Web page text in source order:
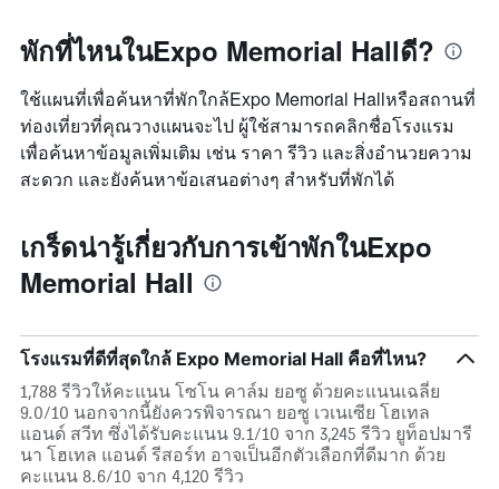
พักที่ไหนในExpo Memorial Hallดี?
ใช้แผนที่เพื่อค้นหาที่พักใกล้Expo Memorial Hallหรือสถานที่
ท่องเที่ยวที่คุณวางแผนจะไป ผู้ใช้สามารถคลิกชื่อโรงแรม
เพื่อค้นหาข้อมูลเพิ่มเติม เช่น ราคา รีวิว และสิ่งอำนวยความ
สะดวก และยังค้นหาข้อเสนอต่างๆ สำหรับที่พักได้
เกร็ดน่ารู้เกี่ยวกับการเข้าพักในExpo
Memorial Hall
โรงแรมที่ดีที่สุดใกล้ Expo Memorial Hall คือที่ไหน?
1,788 รีวิวให้คะแนน โซโน คาล์ม ยอซู ด้วยคะแนนเฉลี่ย
9.0/10 นอกจากนี้ยังควรพิจารณา ยอซู เวเนเซีย โฮเทล
แอนด์ สวีท ซึ่งได้รับคะแนน 9.1/10 จาก 3,245 รีวิว ยูท็อปมารี
นา โฮเทล แอนด์ รีสอร์ท อาจเป็นอีกตัวเลือกที่ดีมาก ด้วย
คะแนน 8.6/10 จาก 4,120 รีวิว